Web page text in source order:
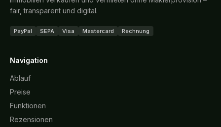
fair, transparent und digital.
PayPal SEPA Visa Mastercard Rechnung
Navigation
Ablauf
Preise
Funktionen
Rezensionen